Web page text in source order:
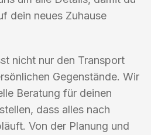
dein neues Zuhause
nicht nur den Transport
Gegenstände. Wir
Beratung für deinen
dass alles nach
Von der Planung und